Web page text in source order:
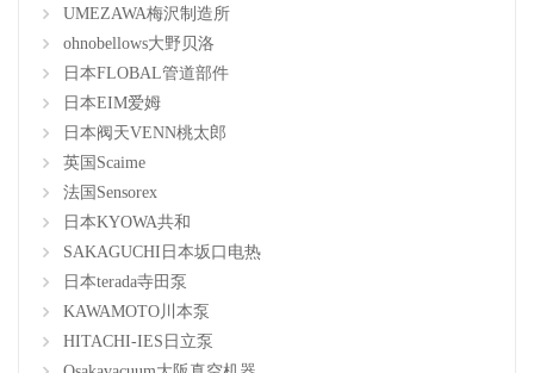
UMEZAWA梅沢制造所
ohnobellows大野贝洛
日本FLOBAL管道部件
日本EIM爱姆
日本阀天VENN桃太郎
英国Scaime
法国Sensorex
日本KYOWA共和
SAKAGUCHI日本坂口电热
日本terada寺田泵
KAWAMOTO川本泵
HITACHI-IES日立泵